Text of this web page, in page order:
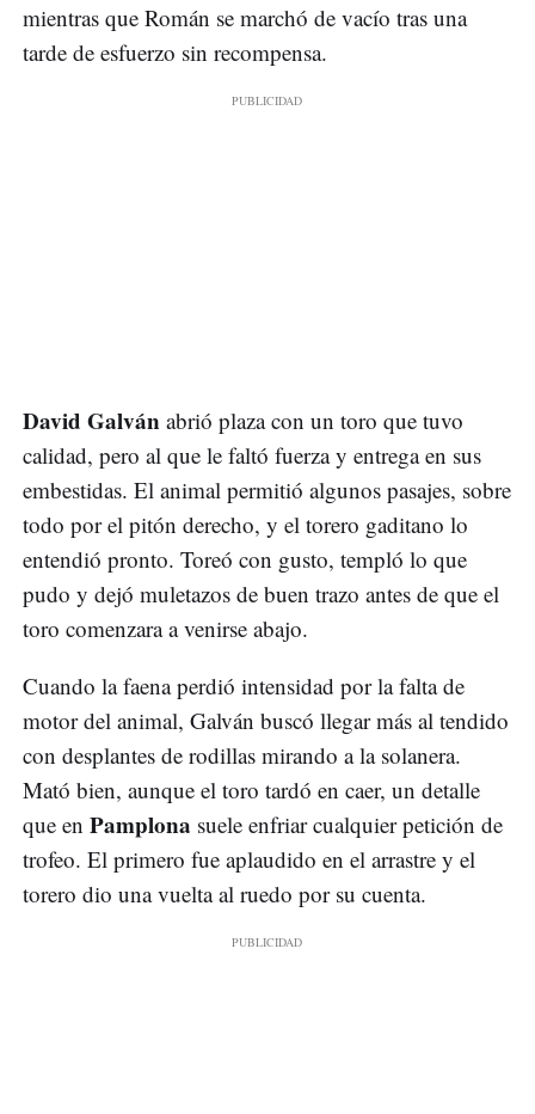
mientras que Román se marchó de vacío tras una
tarde de esfuerzo sin recompensa.
David Galván abrió plaza con un toro que tuvo
calidad, pero al que le faltó fuerza y entrega en sus
embestidas. El animal permitió algunos pasajes, sobre
todo por el pitón derecho, y el torero gaditano lo
entendió pronto. Toreó con gusto, templó lo que
pudo y dejó muletazos de buen trazo antes de que el
toro comenzara a venirse abajo.
Cuando la faena perdió intensidad por la falta de
motor del animal, Galván buscó llegar más al tendido
con desplantes de rodillas mirando a la solanera.
Mató bien, aunque el toro tardó en caer, un detalle
que en Pamplona suele enfriar cualquier petición de
trofeo. El primero fue aplaudido en el arrastre y el
torero dio una vuelta al ruedo por su cuenta.